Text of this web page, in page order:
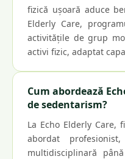
fizică ușoară aduce
Elderly Care,
activitățile de grup
activi fizic, adaptat
Cum abordează
de sedentarism?
La Echo Elderly Care,
abordat
multidisciplinară